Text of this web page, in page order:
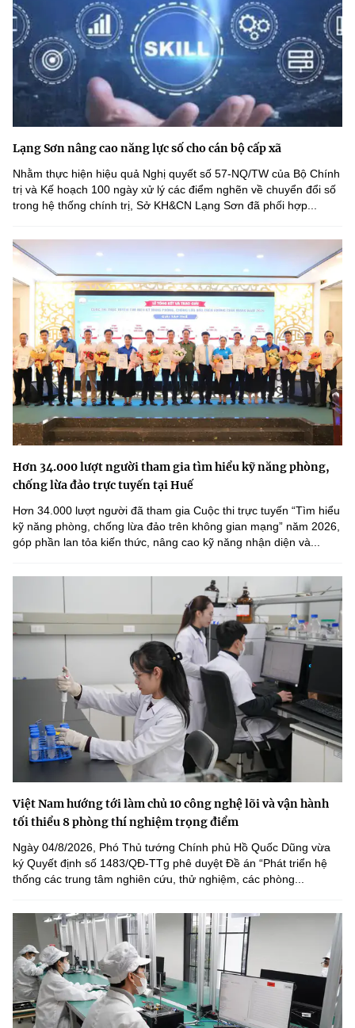
Lạng Sơn nâng cao năng lực số cho cán bộ cấp xã
Nhằm thực hiện hiệu quả Nghị quyết số 57-NQ/TW của Bộ Chính
trị và Kế hoạch 100 ngày xử lý các điểm nghẽn về chuyển đổi số
trong hệ thống chính trị, Sở KH&CN Lạng Sơn đã phối hợp...
Hơn 34.000 lượt người tham gia tìm hiểu kỹ năng phòng,
chống lừa đảo trực tuyến tại Huế
Hơn 34.000 lượt người đã tham gia Cuộc thi trực tuyến “Tìm hiểu
kỹ năng phòng, chống lừa đảo trên không gian mạng” năm 2026,
góp phần lan tỏa kiến thức, nâng cao kỹ năng nhận diện và...
Việt Nam hướng tới làm chủ 10 công nghệ lõi và vận hành
tối thiểu 8 phòng thí nghiệm trọng điểm
Ngày 04/8/2026, Phó Thủ tướng Chính phủ Hồ Quốc Dũng vừa
ký Quyết định số 1483/QĐ-TTg phê duyệt Đề án “Phát triển hệ
thống các trung tâm nghiên cứu, thử nghiệm, các phòng...